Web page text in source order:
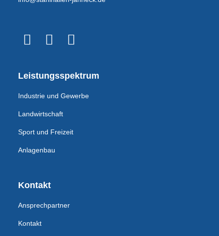
Leistungsspektrum
Industrie und Gewerbe
Landwirtschaft
Sport und Freizeit
Anlagenbau
Kontakt
Ansprechpartner
Kontakt